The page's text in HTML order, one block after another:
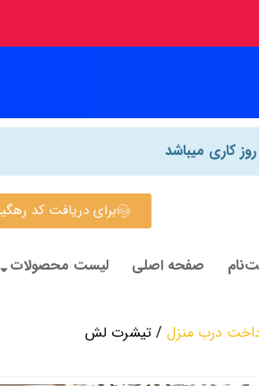
برای دریافت کد رهگیری
صفحه اصلی لیست محصولات
درب منزل / تیشرت لش